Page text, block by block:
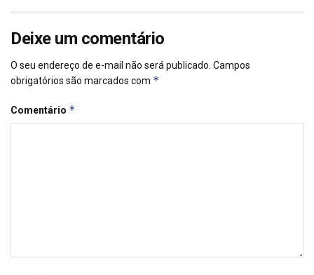
Deixe um comentário
O seu endereço de e-mail não será publicado. Campos
obrigatórios são marcados com *
Comentário *